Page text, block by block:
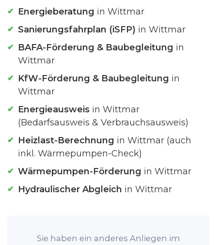
Energieberatung in Wittmar
Sanierungsfahrplan (iSFP) in Wittmar
BAFA-Förderung & Baubegleitung in
Wittmar
KfW-Förderung & Baubegleitung in
Wittmar
Energieausweis in Wittmar
(Bedarfsausweis & Verbrauchsausweis)
Heizlast-Berechnung in Wittmar (auch
inkl. Wärmepumpen-Check)
Wärmepumpen-Förderung in Wittmar
Hydraulischer Abgleich in Wittmar
Sie haben ein anderes Anliegen im